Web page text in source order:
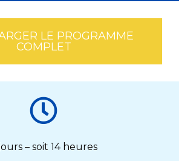
LE PROGRAMME
COMPLET
– soit 14 heures